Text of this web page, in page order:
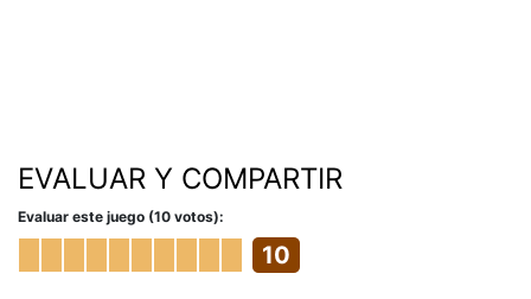
EVALUAR Y COMPARTIR
Evaluar este juego (10 votos):
10